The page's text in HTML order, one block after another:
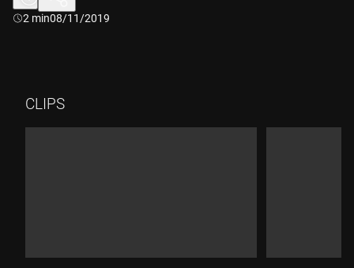
Durada:
2 min08/11/2019
CLIPS